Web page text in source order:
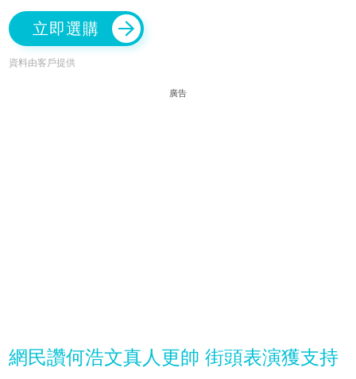
立即選購
資料由客戶提供
廣告
網民讚何浩文真人更帥 街頭表演獲支持